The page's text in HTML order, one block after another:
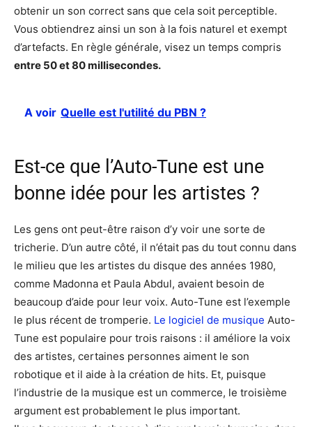
obtenir un son correct sans que cela soit perceptible.
Vous obtiendrez ainsi un son à la fois naturel et exempt
d’artefacts. En règle générale, visez un temps compris
entre 50 et 80 millisecondes.
A voir Quelle est l'utilité du PBN ?
Est-ce que l’Auto-Tune est une
bonne idée pour les artistes ?
Les gens ont peut-être raison d’y voir une sorte de
tricherie. D’un autre côté, il n’était pas du tout connu dans
le milieu que les artistes du disque des années 1980,
comme Madonna et Paula Abdul, avaient besoin de
beaucoup d’aide pour leur voix. Auto-Tune est l’exemple
le plus récent de tromperie. Le logiciel de musique Auto-
Tune est populaire pour trois raisons : il améliore la voix
des artistes, certaines personnes aiment le son
robotique et il aide à la création de hits. Et, puisque
l’industrie de la musique est un commerce, le troisième
argument est probablement le plus important.